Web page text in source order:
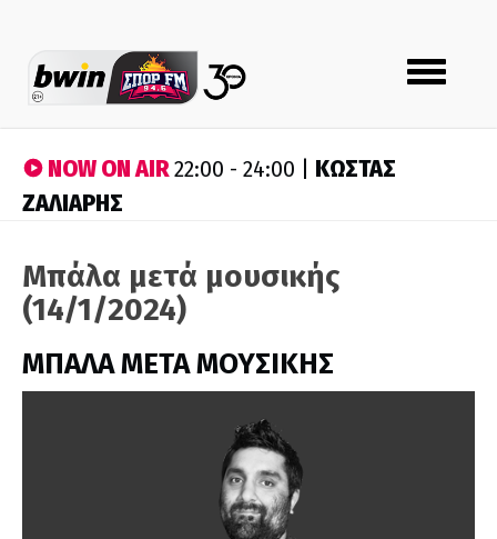
Toggle
navigation
NOW ON AIR22:00 - 24:00 | ΚΩΣΤΑΣ
ΖΑΛΙΑΡΗΣ
Μπάλα μετά μουσικής
(14/1/2024)
ΜΠΑΛΑ ΜΕΤΑ ΜΟΥΣΙΚΗΣ